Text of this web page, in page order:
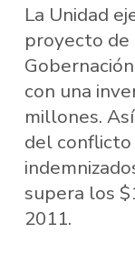
La Unidad
proyecto de
con una
millones.
del
supera los
2011.